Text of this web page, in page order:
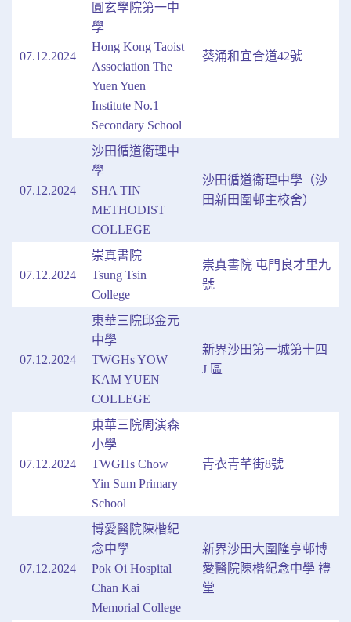
07.12.2024
圓玄學院第一中
學
Hong Kong Taoist
Association The
Yuen Yuen
Institute No.1
Secondary School
葵涌和宜合道42號
07.12.2024
沙田循道衞理中
學
SHA TIN
METHODIST
COLLEGE
沙田循道衞理中學（沙
田新田圍邨主校舍）
07.12.2024
崇真書院
Tsung Tsin
College
崇真書院 屯門良才里九
號
07.12.2024
東華三院邱金元
中學
TWGHs YOW
KAM YUEN
COLLEGE
新界沙田第一城第十四
J 區
07.12.2024
東華三院周演森
小學
TWGHs Chow
Yin Sum Primary
School
青衣青芊街8號
07.12.2024
博愛醫院陳楷紀
念中學
Pok Oi Hospital
Chan Kai
Memorial College
新界沙田大圍隆亨邨博
愛醫院陳楷紀念中學 禮
堂